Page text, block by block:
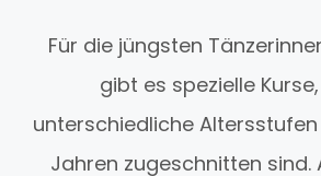
Für die jüngsten
gibt es spezielle
unterschiedliche Altersstufen
Jahren zugeschnitten sind.